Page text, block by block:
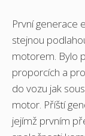
První generace
stejnou
motorem. Bylo
proporcích a
do vozu jak
motor. Příští
jejímž prvním